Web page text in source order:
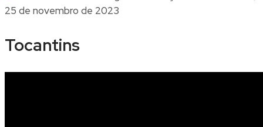
Tocantins